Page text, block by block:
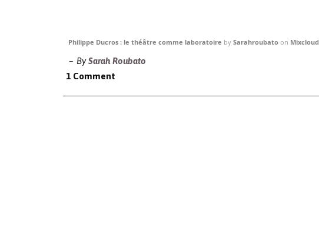
Philippe Ducros : le théâtre comme laboratoire by Sarahroubato on Mixcloud
BySarah Roubato
1 Comment